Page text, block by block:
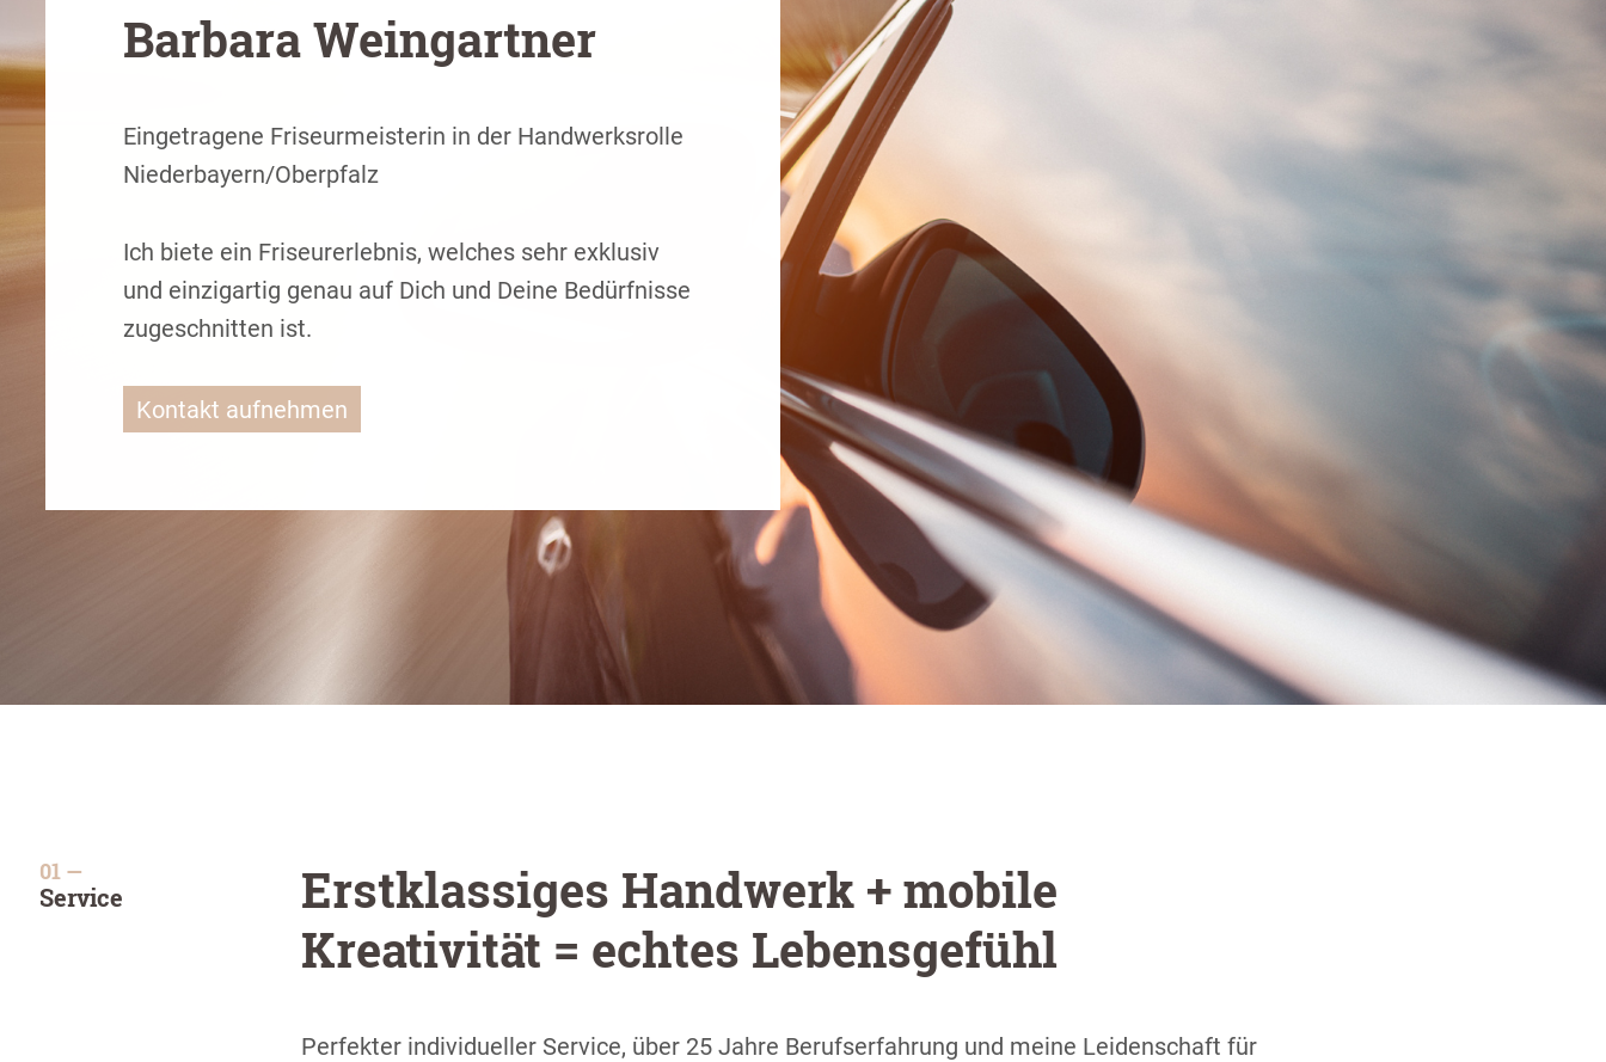
Barbara Weingartner
Eingetragene Friseurmeisterin in der Handwerksrolle
Niederbayern/Oberpfalz
Ich biete ein Friseurerlebnis, welches sehr exklusiv
und einzigartig genau auf Dich und Deine Bedürfnisse
zugeschnitten ist.
Kontakt aufnehmen
Service
Erstklassiges Handwerk + mobile
Kreativität = echtes Lebensgefühl
Perfekter individueller Service, über 25 Jahre Berufserfahrung und meine Leidenschaft für